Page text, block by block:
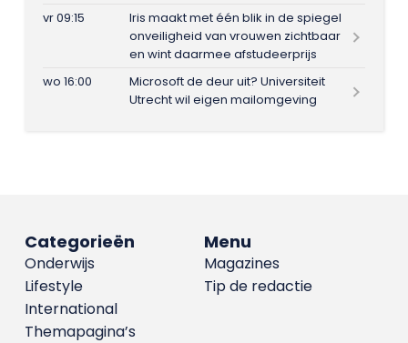
vr 09:15
Iris maakt met één blik in de spiegel
onveiligheid van vrouwen zichtbaar
en wint daarmee afstudeerprijs
wo 16:00
Microsoft de deur uit? Universiteit
Utrecht wil eigen mailomgeving
Menu
Magazines
Tip de redactie
Categorieën
Onderwijs
Lifestyle
International
Themapagina’s